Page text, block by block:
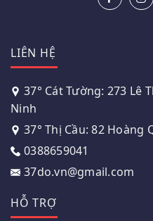
LIÊN HỆ
37° Cát Tường: 273 Lê
Ninh
37° Thị Cầu: 82 Hoàng
0388659041
37do.vn@gmail.com
HỖ TRỢ